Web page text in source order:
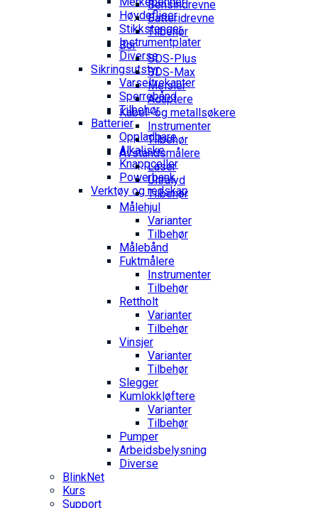
Høydefliser
Stikkstenger
Instrumentplater
Diverse
Sikringsutstyr
Varseltrekanter
Sperrebånd
Tilbehør
Batterier
Oppladbare
Alkaliske
Knappceller
Powerbank
Verktøy og redskap
Bensindrevne
Batteridrevne
Tilbehør
Bor
SDS-Plus
SDS-Max
Meisler
Adaptere
Kabel- og metallsøkere
Instrumenter
Tilbehør
Avstandsmålere
Laser
Ultralyd
Tilbehør
Målehjul
Varianter
Tilbehør
Målebånd
Fuktmålere
Instrumenter
Tilbehør
Rettholt
Varianter
Tilbehør
Vinsjer
Varianter
Tilbehør
Slegger
Kumlokkløftere
Varianter
Tilbehør
Pumper
Arbeidsbelysning
Diverse
BlinkNet
Kurs
Support